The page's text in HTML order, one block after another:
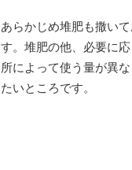
あらかじめ堆肥も撒い
す。堆肥の他、必要に
所によって使う量が異
たいところです。